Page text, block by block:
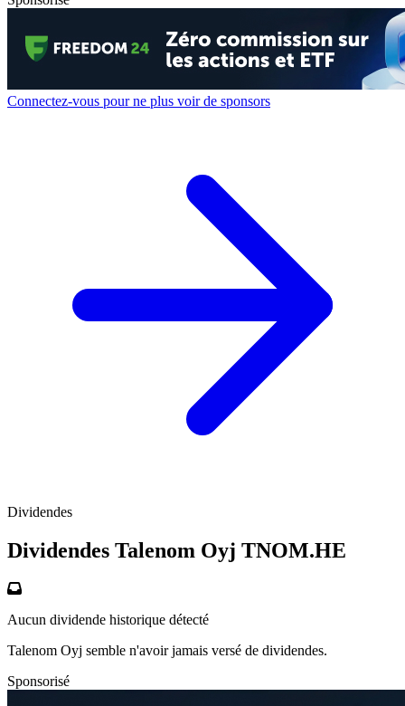
Connectez-vous pour ne plus voir de sponsors
Dividendes
Dividendes Talenom Oyj TNOM.HE
Aucun dividende historique détecté
Talenom Oyj semble n'avoir jamais versé de dividendes.
Sponsorisé